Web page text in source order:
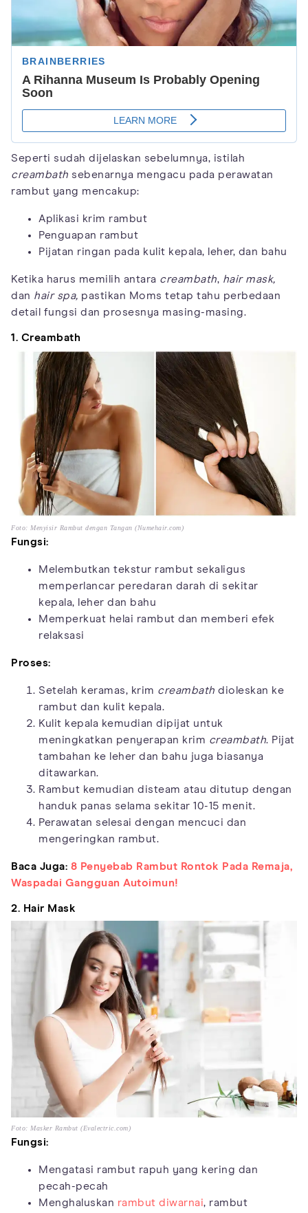
Seperti sudah dijelaskan sebelumnya, istilah
creambath sebenarnya mengacu pada perawatan
rambut yang mencakup:
Aplikasi krim rambut
Penguapan rambut
Pijatan ringan pada kulit kepala, leher, dan bahu
Ketika harus memilih antara creambath, hair mask,
dan hair spa, pastikan Moms tetap tahu perbedaan
detail fungsi dan prosesnya masing-masing.
1. Creambath
Foto: Menyisir Rambut dengan Tangan (Numehair.com)
Fungsi:
Melembutkan tekstur rambut sekaligus
memperlancar peredaran darah di sekitar
kepala, leher dan bahu
Memperkuat helai rambut dan memberi efek
relaksasi
Proses:
Setelah keramas, krim creambath dioleskan ke
rambut dan kulit kepala.
Kulit kepala kemudian dipijat untuk
meningkatkan penyerapan krim creambath. Pijat
tambahan ke leher dan bahu juga biasanya
ditawarkan.
Rambut kemudian disteam atau ditutup dengan
handuk panas selama sekitar 10-15 menit.
Perawatan selesai dengan mencuci dan
mengeringkan rambut.
Baca Juga: 8 Penyebab Rambut Rontok Pada Remaja,
Waspadai Gangguan Autoimun!
2. Hair Mask
Foto: Masker Rambut (Evalectric.com)
Fungsi:
Mengatasi rambut rapuh yang kering dan
pecah-pecah
Menghaluskan rambut diwarnai, rambut